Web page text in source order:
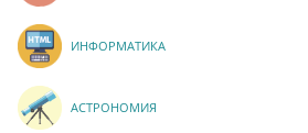
ИНФОРМАТИКА
АСТРОНОМИЯ